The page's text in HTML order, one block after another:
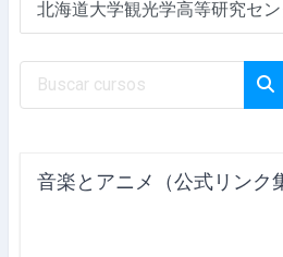
Categorías
音楽とアニメ（公式リンク